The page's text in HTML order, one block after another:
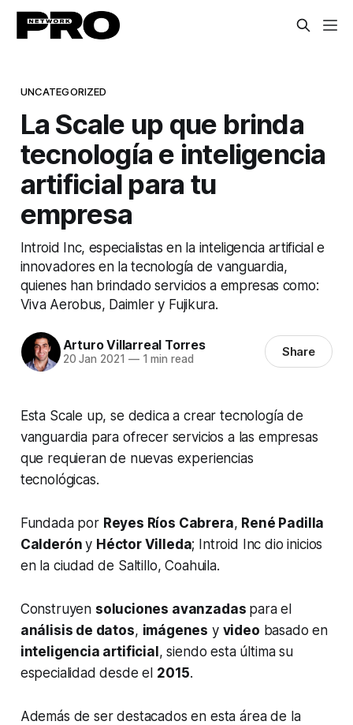
UNCATEGORIZED
La Scale up que brinda
tecnología e inteligencia
artificial para tu
empresa
Introid Inc, especialistas en la inteligencia artificial e
innovadores en la tecnología de vanguardia,
quienes han brindado servicios a empresas como:
Viva Aerobus, Daimler y Fujikura.
Arturo Villarreal Torres
20 Jan 2021 —1 min read Share
Esta Scale up, se dedica a crear tecnología de
vanguardia para ofrecer servicios a las empresas
que requieran de nuevas experiencias
tecnológicas.
Fundada por Reyes Ríos Cabrera, René Padilla
Calderóny Héctor Villeda; Introid Inc dio inicios
en la ciudad de Saltillo, Coahuila.
Construyen soluciones avanzadas para el
análisis de datos, imágenes y video basado en
inteligencia artificial, siendo esta última su
especialidad desde el 2015.
Además de ser destacados en esta área de la